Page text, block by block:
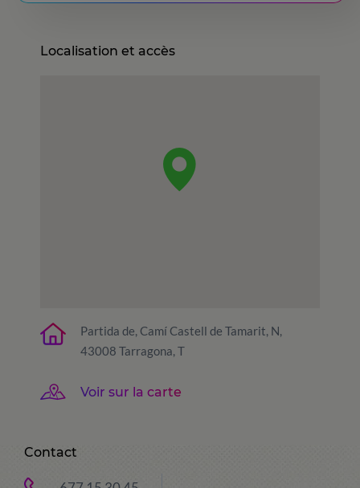
Localisation et accès
Partida de, Camí Castell de Tamarit, N,
43008 Tarragona, T
Voir sur la carte
Contact